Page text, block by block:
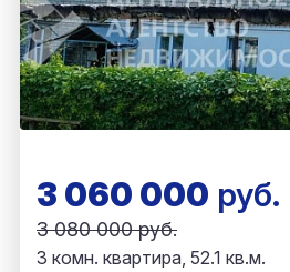
3 060 000 руб.
3 080 000 руб.
3 комн. квартира, 52.1 кв.м.